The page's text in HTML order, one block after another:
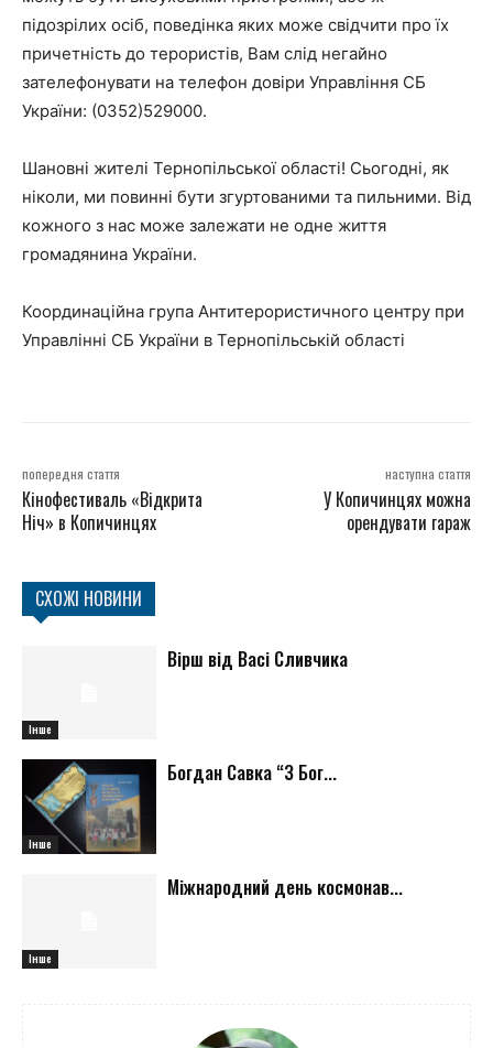
підозрілих осіб, поведінка яких може свідчити про їх
причетність до терористів, Вам слід негайно
зателефонувати на телефон довіри Управління СБ
України: (0352)529000.
Шановні жителі Тернопільської області! Сьогодні, як
ніколи, ми повинні бути згуртованими та пильними. Від
кожного з нас може залежати не одне життя
громадянина України.
Координаційна група Антитерористичного центру при
Управлінні СБ України в Тернопільській області
попередня стаття
Кінофестиваль «Відкрита
Ніч» в Копичинцях
наступна стаття
У Копичинцях можна
орендувати гараж
СХОЖІ НОВИНИ
Інше
Вірш від Васі Сливчика
Інше
Богдан Савка “З Бог...
Інше
Міжнародний день космонав...